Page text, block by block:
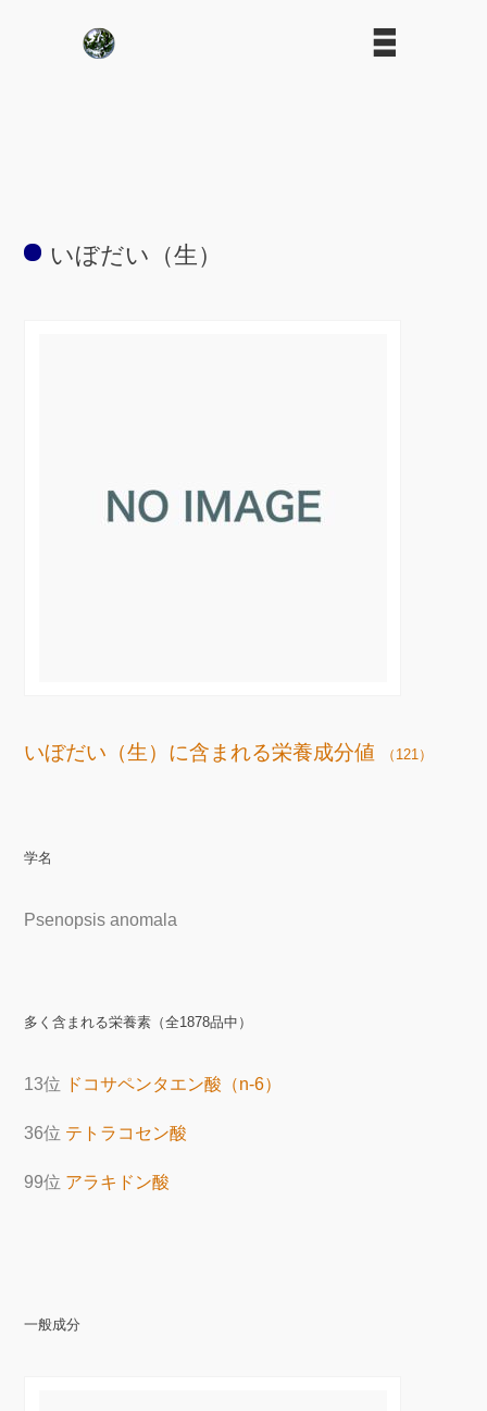
いぼだい（生）
いぼだい（生）に含まれる栄養成分値 （121）
学名
Psenopsis anomala
多く含まれる栄養素（全1878品中）
13位 ドコサペンタエン酸（n-6）
36位 テトラコセン酸
99位 アラキドン酸
一般成分